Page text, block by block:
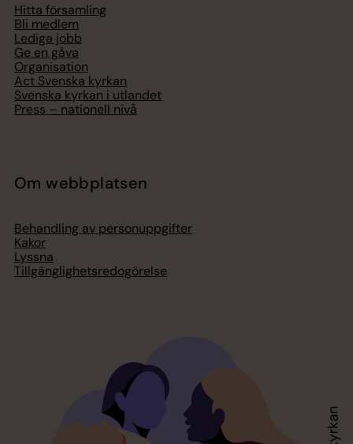
Hitta församling
Bli medlem
Lediga jobb
Ge en gåva
Organisation
Act Svenska kyrkan
Svenska kyrkan i utlandet
Press – nationell nivå
Om webbplatsen
Behandling av personuppgifter
Kakor
Lyssna
Tillgänglighetsredogörelse